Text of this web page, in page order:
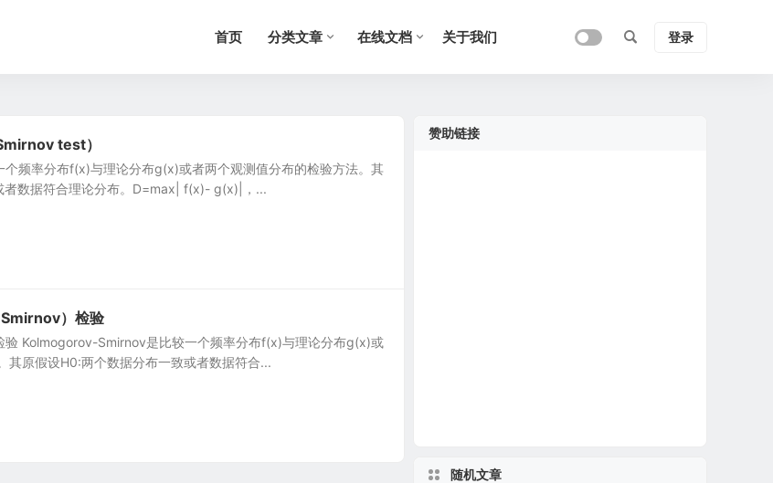
首页 分类文章 在线文档 关于我们 登录
test）
频率分布f(x)与理论分布g(x)或者两个观测值分布的检验方法。其
者数据符合理论分布。D=max| f(x)- g(x)|，...
）检验
Kolmogorov-Smirnov是比较一个频率分布f(x)与理论分布g(x)或
其原假设H0:两个数据分布一致或者数据符合...
赞助链接
随机文章